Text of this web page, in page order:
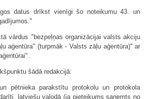
datus drīkst vienīgi šo noteikumu 43. un
vārdus "bezpeļņas organizācijai valsts akciju
aģentūra" (turpmāk - Valsts zāļu aģentūra)" ar
šādā redakcijā:
pētnieka parakstītu protokolu un protokola
latviešu valodā (ja pieteikums saņemts no